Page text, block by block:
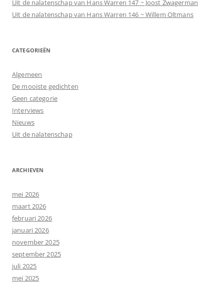
Uit de nalatenschap van Hans Warren 147 ~ Joost Zwagerman
Uit de nalatenschap van Hans Warren 146 ~ Willem Oltmans
CATEGORIEËN
Algemeen
De mooiste gedichten
Geen categorie
Interviews
Nieuws
Uit de nalatenschap
ARCHIEVEN
mei 2026
maart 2026
februari 2026
januari 2026
november 2025
september 2025
juli 2025
mei 2025